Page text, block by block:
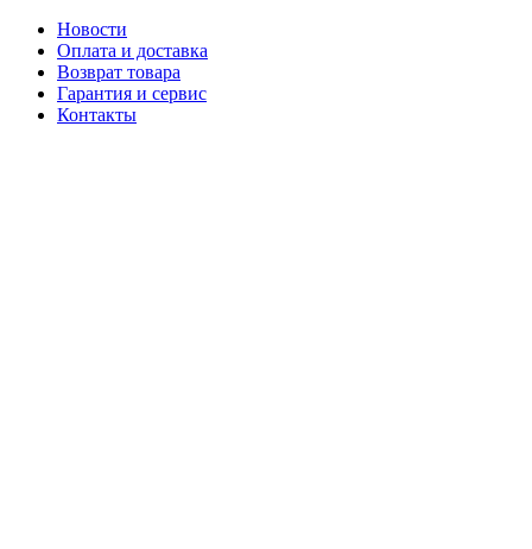
Новости
Оплата и доставка
Возврат товара
Гарантия и сервис
Контакты